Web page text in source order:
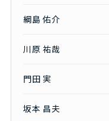
綱島 佑介
川原 祐哉
門田 実
坂本 昌夫